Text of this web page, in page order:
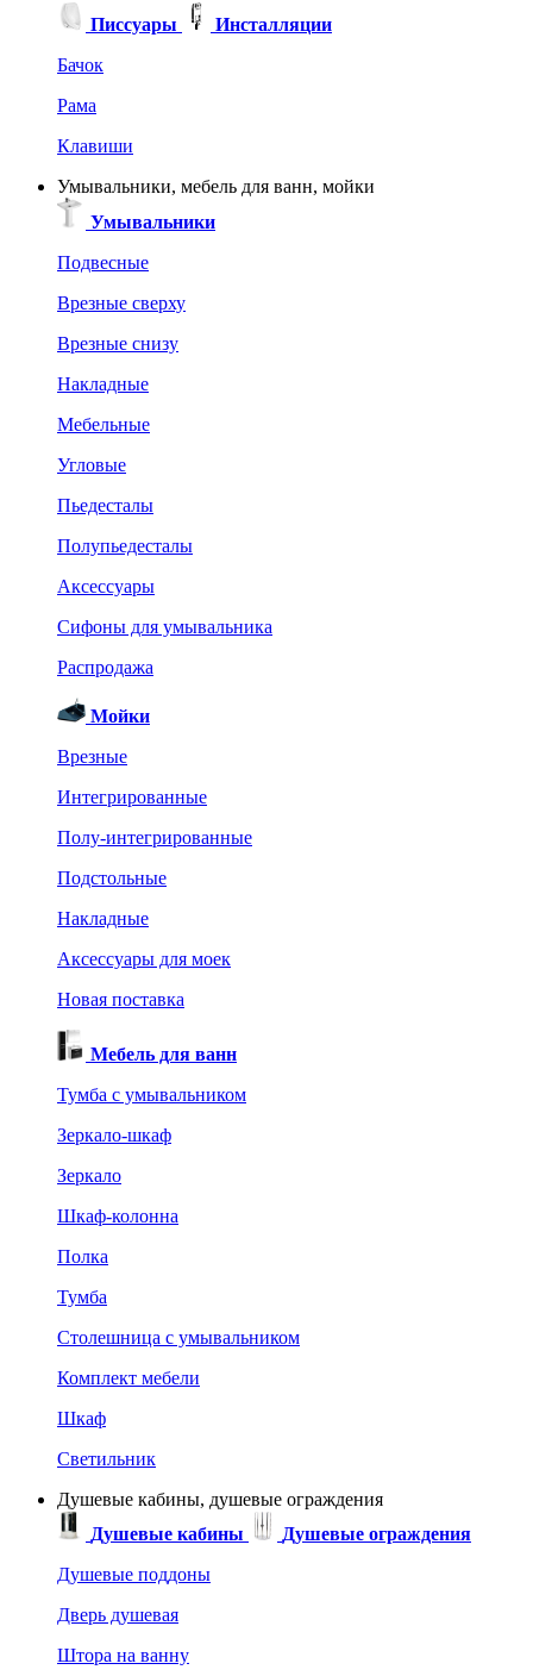
Писсуары
Инсталляции
Бачок
Рама
Клавиши
Умывальники, мебель для ванн, мойки
Умывальники
Подвесные
Врезные сверху
Врезные снизу
Накладные
Мебельные
Угловые
Пьедесталы
Полупьедесталы
Аксессуары
Сифоны для умывальника
Распродажа
Мойки
Врезные
Интегрированные
Полу-интегрированные
Подстольные
Накладные
Аксессуары для моек
Новая поставка
Мебель для ванн
Тумба с умывальником
Зеркало-шкаф
Зеркало
Шкаф-колонна
Полка
Тумба
Столешница с умывальником
Комплект мебели
Шкаф
Светильник
Душевые кабины, душевые ограждения
Душевые кабины
Душевые ограждения
Душевые поддоны
Дверь душевая
Штора на ванну